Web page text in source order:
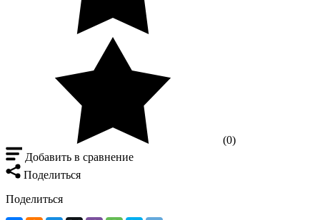
(0)
Добавить в сравнение
Поделиться
Поделиться